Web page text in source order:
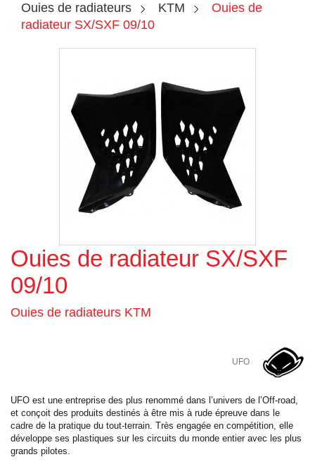
Ouies de radiateurs
KTM
Ouies de
radiateur SX/SXF 09/10
Agrandir l'image
Ouies de radiateur SX/SXF
09/10
Ouies de radiateurs KTM
UFO
UFO est une entreprise des plus renommé dans l’univers de l’Off-road,
et conçoit des produits destinés à être mis à rude épreuve dans le
cadre de la pratique du tout-terrain. Très engagée en compétition, elle
développe ses plastiques sur les circuits du monde entier avec les plus
grands pilotes.